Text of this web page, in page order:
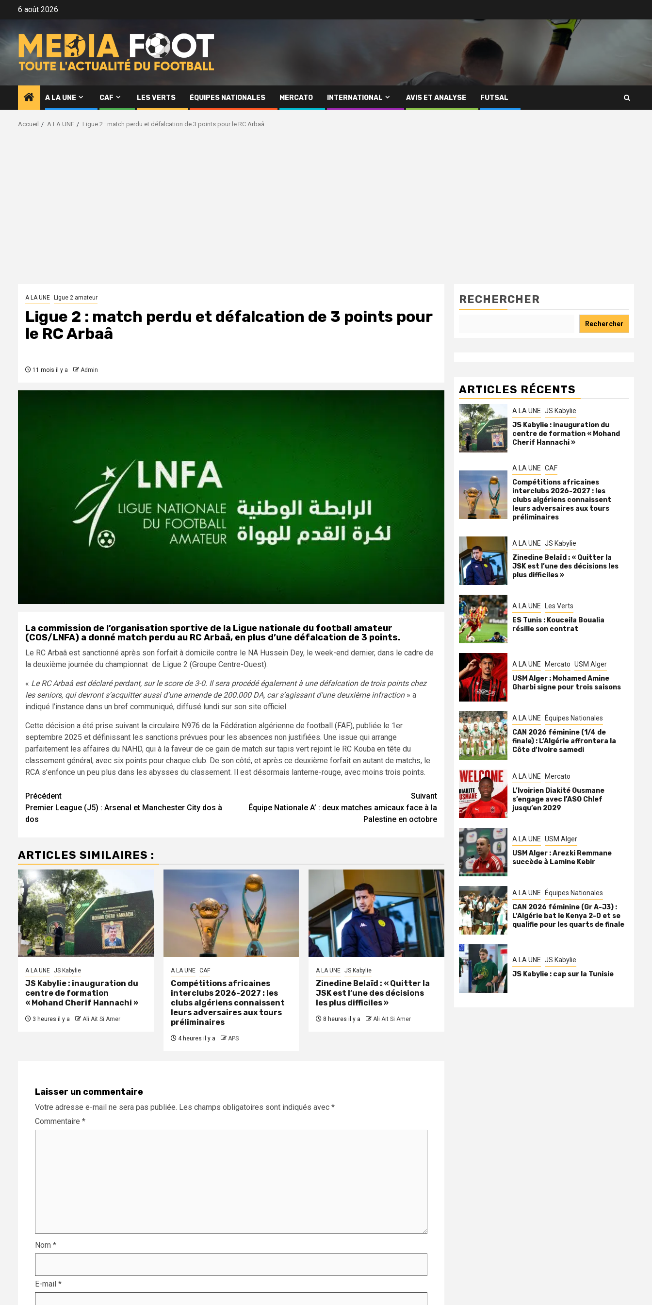
6 août 2026
A LA UNE CAF LES VERTS ÉQUIPES NATIONALES MERCATO INTERNATIONAL AVIS ET ANALYSE FUTSAL
Accueil A LA UNE Ligue 2 : match perdu et défalcation de 3 points pour le RC Arbaâ
A LA UNE Ligue 2 amateur
Ligue 2 : match perdu et défalcation de 3 points pour
le RC Arbaâ
11 mois il y a Admin
La commission de l’organisation sportive de la Ligue nationale du football amateur
(COS/LNFA) a donné match perdu au RC Arbaâ, en plus d’une défalcation de 3 points.
Le RC Arbaâ est sanctionné après son forfait à domicile contre le NA Hussein Dey, le week-end dernier, dans le cadre de
la deuxième journée du championnat de Ligue 2 (Groupe Centre-Ouest).
« Le RC Arbaâ est déclaré perdant, sur le score de 3-0. Il sera procédé également à une défalcation de trois points chez
les seniors, qui devront s’acquitter aussi d’une amende de 200.000 DA, car s’agissant d’une deuxième infraction » a
indiqué l’instance dans un bref communiqué, diffusé lundi sur son site officiel.
Cette décision a été prise suivant la circulaire N976 de la Fédération algérienne de football (FAF), publiée le 1er
septembre 2025 et définissant les sanctions prévues pour les absences non justifiées. Une issue qui arrange
parfaitement les affaires du NAHD, qui à la faveur de ce gain de match sur tapis vert rejoint le RC Kouba en tête du
classement général, avec six points pour chaque club. De son côté, et après ce deuxième forfait en autant de matchs, le
RCA s’enfonce un peu plus dans les abysses du classement. Il est désormais lanterne-rouge, avec moins trois points.
Navigation
d’article
Précédent
Premier League (J5) : Arsenal et Manchester City dos à
dos
Suivant
Équipe Nationale A’ : deux matches amicaux face à la
Palestine en octobre
ARTICLES SIMILAIRES :
A LA UNE JS Kabylie
JS Kabylie : inauguration du
centre de formation
« Mohand Cherif Hannachi »
3 heures il y a Ali Ait Si Amer
A LA UNE CAF
Compétitions africaines
interclubs 2026-2027 : les
clubs algériens connaissent
leurs adversaires aux tours
préliminaires
4 heures il y a APS
A LA UNE JS Kabylie
Zinedine Belaïd : « Quitter la
JSK est l’une des décisions
les plus difficiles »
8 heures il y a Ali Ait Si Amer
Laisser un commentaire
Votre adresse e-mail ne sera pas publiée. Les champs obligatoires sont indiqués avec *
Commentaire *
Nom *
E-mail *
RECHERCHER
Rechercher
ARTICLES RÉCENTS
A LA UNE JS Kabylie
JS Kabylie : inauguration du
centre de formation « Mohand
Cherif Hannachi »
A LA UNE CAF
Compétitions africaines
interclubs 2026-2027 : les
clubs algériens connaissent
leurs adversaires aux tours
préliminaires
A LA UNE JS Kabylie
Zinedine Belaïd : « Quitter la
JSK est l’une des décisions les
plus difficiles »
A LA UNE Les Verts
ES Tunis : Kouceila Boualia
résilie son contrat
A LA UNE Mercato USM Alger
USM Alger : Mohamed Amine
Gharbi signe pour trois saisons
A LA UNE Équipes Nationales
CAN 2026 féminine (1/4 de
finale) : L’Algérie affrontera la
Côte d’Ivoire samedi
A LA UNE Mercato
L’Ivoirien Diakité Ousmane
s’engage avec l’ASO Chlef
jusqu’en 2029
A LA UNE USM Alger
USM Alger : Arezki Remmane
succède à Lamine Kebir
A LA UNE Équipes Nationales
CAN 2026 féminine (Gr A-J3) :
L’Algérie bat le Kenya 2-0 et se
qualifie pour les quarts de finale
A LA UNE JS Kabylie
JS Kabylie : cap sur la Tunisie